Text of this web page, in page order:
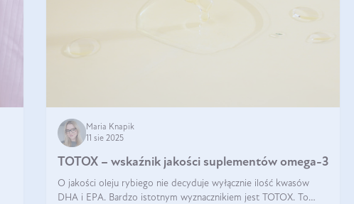
Maria Knapik
11 sie 2025
TOTOX – wskaźnik jakości suplementów omega-3
O jakości oleju rybiego nie decyduje wyłącznie ilość kwasów
DHA i EPA. Bardzo istotnym wyznacznikiem jest TOTOX. To